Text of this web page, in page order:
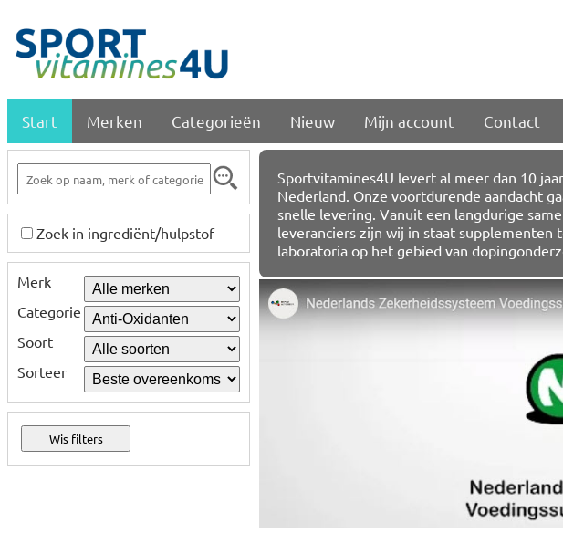
Start Merken Categorieën Nieuw Mijn account Contact
Zoek in ingrediënt/hulpstof
Merk
Categorie
Soort
Sorteer
Sportvitamines4U levert al meer dan 10
Nederland. Onze voortdurende aandacht
snelle levering. Vanuit een langdurige
leveranciers zijn wij in staat
laboratoria op het gebied van